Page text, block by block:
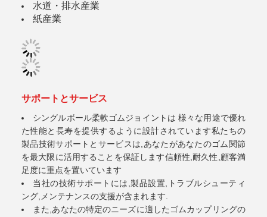
水道・排水産業
紙産業
サポートとサービス
シングルボール柔軟ゴムジョイントは 様々な用途で優れ
た性能と長寿を提供するように設計されています私たちの
製品技術サポートとサービスは,あなたがあなたのゴム関節
を最大限に活用することを保証します信頼性,耐久性,顧客満
足度に重点を置いています
当社の技術サポートには,製品設置,トラブルシューティ
ング,メンテナンスの支援が含まれます.
また,あなたの特定のニーズに適したゴムカップリングの